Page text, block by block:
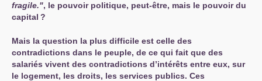
fragile.", le pouvoir politique, peut-être, mais le pouvoir du
capital ?
Mais la question la plus difficile est celle des
contradictions dans le peuple, de ce qui fait que des
salariés vivent des contradictions d’intérêts entre eux, sur
le logement, les droits, les services publics. Ces